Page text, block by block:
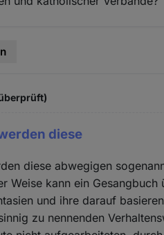
diese
diese abwegigen
Weise kann ein
und ihre darauf
zu nennenden